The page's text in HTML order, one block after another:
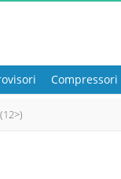
Compressori